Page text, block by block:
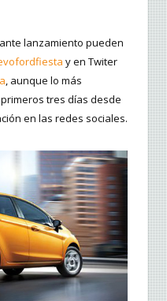
lanzamiento pueden
y en Twiter
, aunque lo más
tres días desde
en las redes sociales.